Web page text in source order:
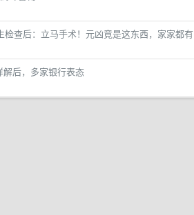
查后：立马手术！元凶竟是这东西，家家都有
后，多家银行表态